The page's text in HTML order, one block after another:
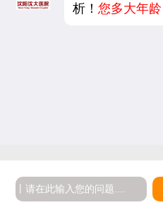
析！您多大年龄